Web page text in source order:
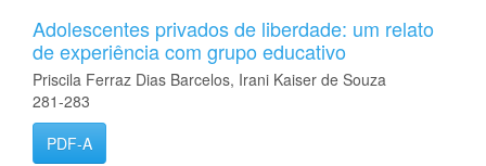
Adolescentes privados de liberdade: um relato
de experiência com grupo educativo
Priscila Ferraz Dias Barcelos, Irani Kaiser de Souza
281-283
PDF-A